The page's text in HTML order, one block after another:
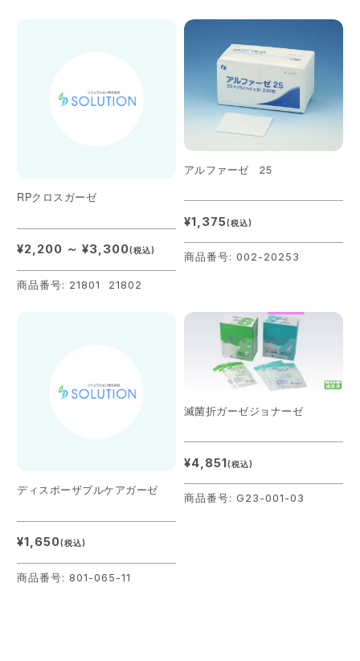
RPクロスガーゼ
¥2,200 ～ ¥3,300(税込)
商品番号: 21801 21802
アルファーゼ 25
¥1,375(税込)
商品番号: 002-20253
ディスポーザブルケアガーゼ
¥1,650(税込)
商品番号: 801-065-11
滅菌折ガーゼジョナーゼ
¥4,851(税込)
商品番号: G23-001-03